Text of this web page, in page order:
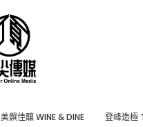
美饌佳釀 WINE & DINE 登峰造極